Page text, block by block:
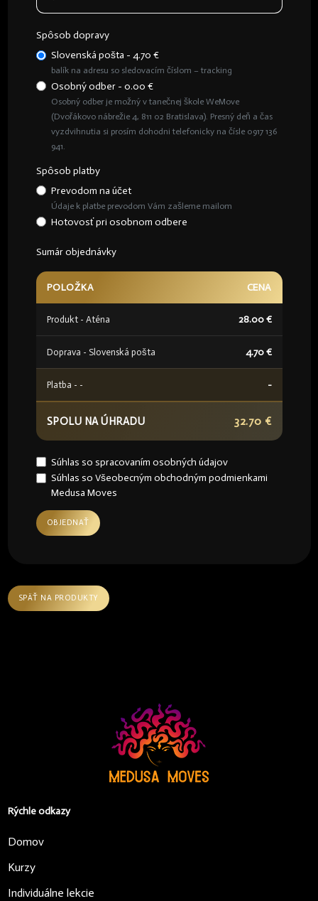
Spôsob dopravy
Slovenská pošta - 4.70 €
balík na adresu so sledovacím číslom – tracking
Osobný odber - 0.00 €
Osobný odber je možný v tanečnej škole WeMove
(Dvořákovo nábrežie 4, 811 02 Bratislava). Presný deň a čas
vyzdvihnutia si prosím dohodni telefonicky na čísle 0917 136
941.
Spôsob platby
Prevodom na účet
Údaje k platbe prevodom Vám zašleme mailom
Hotovosť pri osobnom odbere
Sumár objednávky
POLOŽKA CENA
Produkt - Aténa 28.00 €
Doprava - Slovenská pošta 4.70€
Platba - - -
SPOLU NA ÚHRADU 32.70 €
Súhlas so spracovaním osobných údajov
Súhlas so Všeobecným obchodným podmienkami
Medusa Moves
OBJEDNAŤ
SPÄŤ NA PRODUKTY
Rýchle odkazy
Domov
Kurzy
Individuálne lekcie